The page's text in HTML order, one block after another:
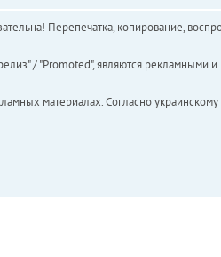
Перепечатка, копирование,
/ "Promoted", являются рекламными и
материалах. Согласно